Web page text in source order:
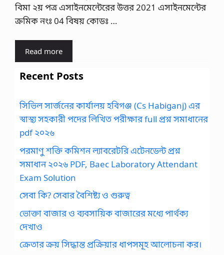
বিমা ২য় পত্র এসাইনমেন্টেরের উত্তর 2021 এসাইনমেন্টের
ক্রমিক নংঃ 04 বিষয় কোডঃ …
Read more
Recent Posts
সিভিল সার্জনের কার্যালয় হবিগঞ্জ (Cs Habiganj) এর
স্বাস্থ্য সহকারী পদের লিখিত পরীক্ষার full প্রশ্ন সমাধানের
pdf ২০২৬
পরমাণু শক্তি কমিশন ল্যাবরেটরি এটেনডেন্ট প্রশ্ন
সমাধান ২০২৬ PDF, Baec Laboratory Attendant
Exam Solution
সেবা কি? সেবার বৈশিষ্ট্য ও গুরুত্ব
ভোক্তা বাজার ও ব্যবসায়িক বাজারের মধ্যে পার্থক্য
দেখাও
ক্রেতার ক্রয় সিদ্ধান্ত প্রক্রিয়ার ধাপসমূহ আলোচনা কর।